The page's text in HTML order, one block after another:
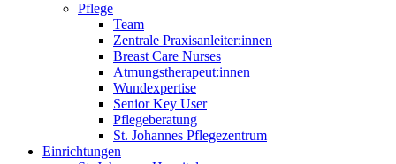
Pflege
Team
Zentrale Praxisanleiter:innen
Breast Care Nurses
Atmungstherapeut:innen
Wundexpertise
Senior Key User
Pflegeberatung
St. Johannes Pflegezentrum
Einrichtungen